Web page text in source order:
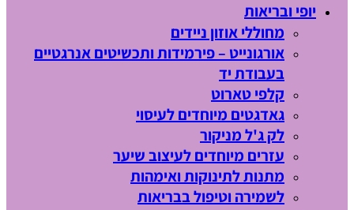
יופי ובריאות
מחוללי אוזון ניידים
אורגונייט – פירמידות ותכשיטים אנרגטיים
בעבודת יד
קלפי טארוט
גאדגטים מיוחדים לעיסוי
לק ג'ל מניקור
עזרים מיוחדים לעיצוב שיער
מתנות לתינוקות ואימהות
לשמירה וטיפול בבריאות